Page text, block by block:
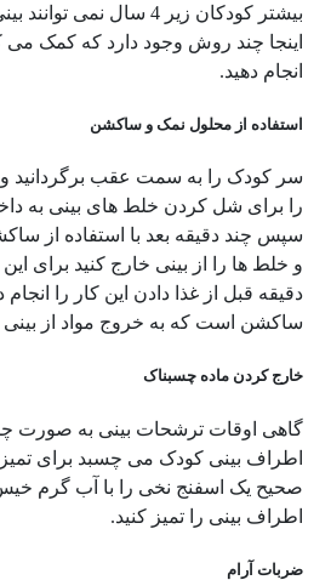
بیشتر کودکان زیر 4 سال نمی
اینجا چند روش وجود دارد که کمک می
انجام دهید.
استفاده از محلول نمک و ساکشن
سر کودک را به سمت عقب برگردانید
را برای شل کردن خلط های بینی به
سپس چند دقیقه بعد با استفاده از
دقیقه قبل از غذا دادن این کار را انجام
ساکشن است که به خروج مواد از
خارج کردن ماده چسبناک
گاهی اوقات ترشحات بینی به صورت
اطراف بینی کودک می چسبد برای
صحیح یک اسفنج نخی را با آب گرم خیس
اطراف بینی را تمیز کنید.
ضربات آرام